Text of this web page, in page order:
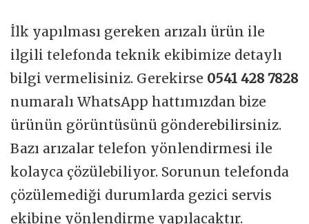
İlk yapılması gereken arızalı ürün ile
ilgili telefonda teknik ekibimize detaylı
bilgi vermelisiniz. Gerekirse 0541 428 7828
numaralı WhatsApp hattımızdan bize
ürünün görüntüsünü gönderebilirsiniz.
Bazı arızalar telefon yönlendirmesi ile
kolayca çözülebiliyor. Sorunun telefonda
çözülemediği durumlarda gezici servis
ekibine yönlendirme yapılacaktır.